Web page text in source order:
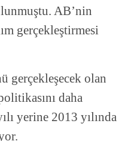
AB’nin
gerçekleştirmesi
gerçekleşecek olan
daha
yerine 2013 yılında